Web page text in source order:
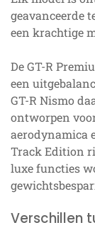
geavanceerde
een krachtige
De GT-R
een
GT-R Nismo
ontworpen
aerodynamica
Track Edition
luxe functies
Verschillen